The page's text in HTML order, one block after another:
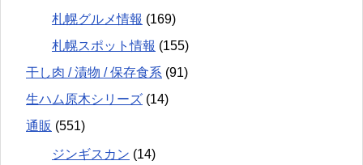
札幌グルメ情報 (169)
札幌スポット情報 (155)
干し肉 / 漬物 / 保存食系 (91)
生ハム原木シリーズ (14)
通販 (551)
ジンギスカン (14)